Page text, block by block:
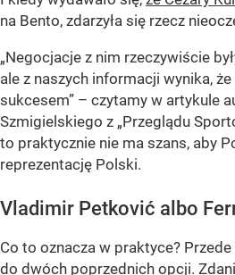
na Bento, zdarzyła się rzecz
„Negocjacje z nim rzeczywiście
ale z naszych informacji wynika, że
sukcesem” – czytamy w artykule
Szmigielskiego z „Przeglądu
to praktycznie nie ma szans, aby
reprezentację Polski.
Vladimir Petković albo
Co to oznacza w praktyce?
do dwóch poprzednich opcji.